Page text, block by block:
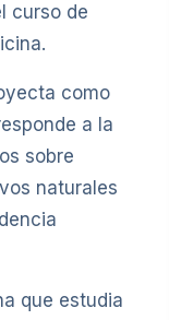
curso de
como
a la
sobre
naturales
que estudia